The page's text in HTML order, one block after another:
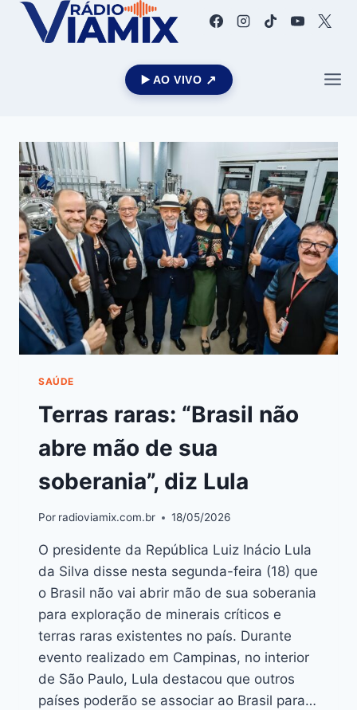
▶️ AO VIVO
SAÚDE
Terras raras: “Brasil não
abre mão de sua
soberania”, diz Lula
Por radioviamix.com.br 18/05/2026
O presidente da República Luiz Inácio Lula
da Silva disse nesta segunda-feira (18) que
o Brasil não vai abrir mão de sua soberania
para exploração de minerais críticos e
terras raras existentes no país. Durante
evento realizado em Campinas, no interior
de São Paulo, Lula destacou que outros
países poderão se associar ao Brasil para…